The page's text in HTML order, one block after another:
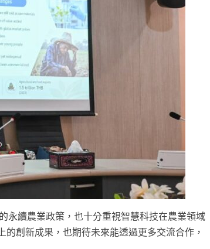
永續農業政策，也十分重視智慧科技在農業領域
創新成果，也期待未來能透過更多交流合作，